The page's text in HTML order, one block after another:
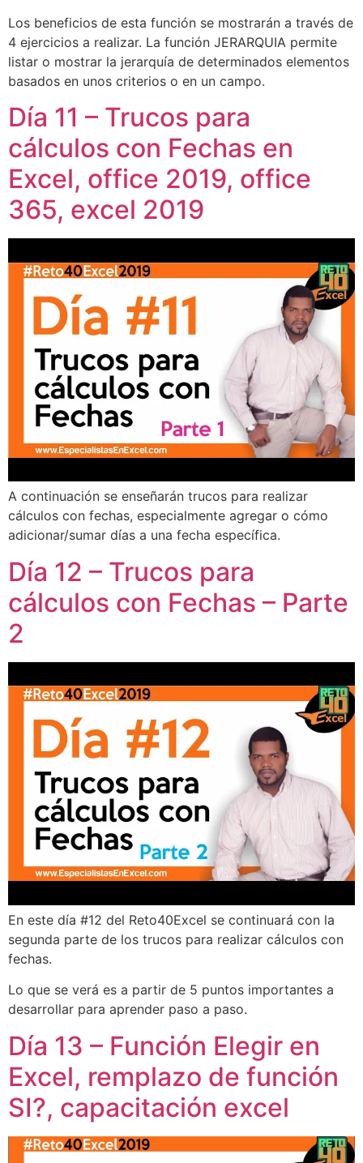
Los beneficios de esta función se mostrarán a través de
4 ejercicios a realizar. La función JERARQUIA permite
listar o mostrar la jerarquía de determinados elementos
basados en unos criterios o en un campo.
Día 11 – Trucos para
cálculos con Fechas en
Excel, office 2019, office
365, excel 2019
A continuación se enseñarán trucos para realizar
cálculos con fechas, especialmente agregar o cómo
adicionar/sumar días a una fecha específica.
Día 12 – Trucos para
cálculos con Fechas – Parte
2
En este día #12 del Reto40Excel se continuará con la
segunda parte de los trucos para realizar cálculos con
fechas.
Lo que se verá es a partir de 5 puntos importantes a
desarrollar para aprender paso a paso.
Día 13 – Función Elegir en
Excel, remplazo de función
SI?, capacitación excel